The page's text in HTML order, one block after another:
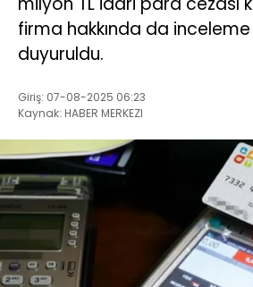
firma hakkında da inceleme
duyuruldu.
Giriş: 07-08-2025 06:23
Kaynak: HABER MERKEZI